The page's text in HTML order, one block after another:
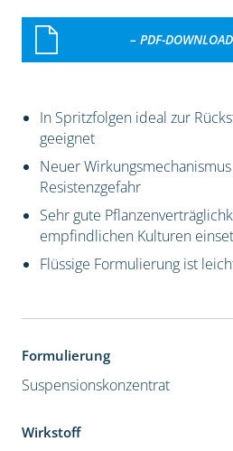
– PDF-
In Spritzfolgen ideal zur
geeignet
Neuer
Resistenzgefahr
Sehr gute
empfindlichen Kulturen
Flüssige Formulierung ist
Formulierung
Suspensionskonzentrat
Wirkstoff